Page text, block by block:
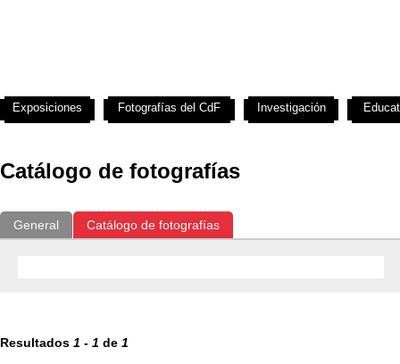
Catálogo de fotografías
General Catálogo de fotografías
Resultados 1 - 1 de 1
Exposiciones Fotografías del CdF Investigación